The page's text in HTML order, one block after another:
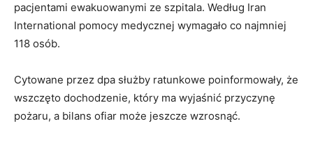
pacjentami ewakuowanymi ze szpitala. Według Iran
International pomocy medycznej wymagało co najmniej
118 osób.
Cytowane przez dpa służby ratunkowe poinformowały, że
wszczęto dochodzenie, który ma wyjaśnić przyczynę
pożaru, a bilans ofiar może jeszcze wzrosnąć.